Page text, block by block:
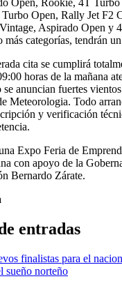
Open, Rally Jet F2
Aspirado Open y
categorías, tendrán
cita se cumplirá
horas de la mañana
anuncian fuertes
Meteorologia. Todo
y verificación
Expo Feria de
con apoyo de la
Bernardo Zárate.
entradas
finalistas para el
sueño norteño